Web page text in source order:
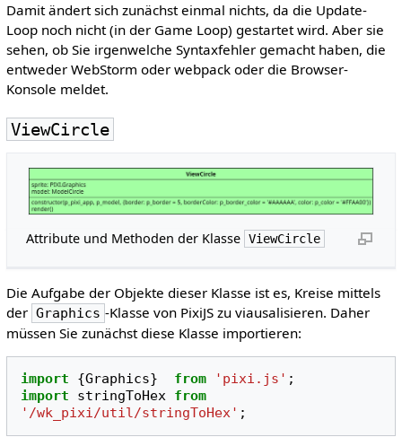
Damit ändert sich zunächst einmal nichts, da die Update-
Loop noch nicht (in der Game Loop) gestartet wird. Aber sie
sehen, ob Sie irgenwelche Syntaxfehler gemacht haben, die
entweder WebStorm oder webpack oder die Browser-
Konsole meldet.
ViewCircle
Attribute und Methoden der Klasse ViewCircle
Die Aufgabe der Objekte dieser Klasse ist es, Kreise mittels
der Graphics -Klasse von PixiJS zu viausalisieren. Daher
müssen Sie zunächst diese Klasse importieren:
import {Graphics} from 'pixi.js' ;
import
stringToHex from
'/wk_pixi/util/stringToHex' ;